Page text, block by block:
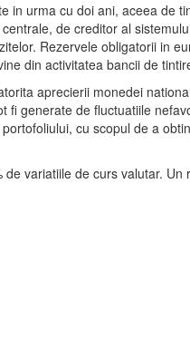
urma cu doi ani, aceea de
de creditor al
Rezervele obligatorii in
din activitatea bancii de
aprecierii monedei
generate de fluctuatiile
cu scopul de a
variatiile de curs valutar.